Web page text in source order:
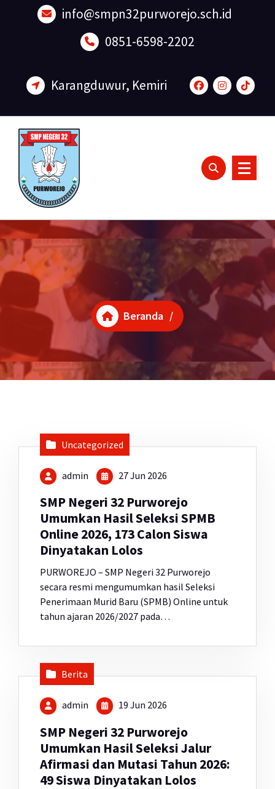
info@smpn32purworejo.sch.id
0851-6598-2202
Karangduwur, Kemiri
Beranda /
Uncategorized
admin 27 Jun 2026
SMP Negeri 32 Purworejo
Umumkan Hasil Seleksi SPMB
Online 2026, 173 Calon Siswa
Dinyatakan Lolos
PURWOREJO – SMP Negeri 32 Purworejo
secara resmi mengumumkan hasil Seleksi
Penerimaan Murid Baru (SPMB) Online untuk
tahun ajaran 2026/2027 pada…
Berita
admin 19 Jun 2026
SMP Negeri 32 Purworejo
Umumkan Hasil Seleksi Jalur
Afirmasi dan Mutasi Tahun 2026:
49 Siswa Dinyatakan Lolos